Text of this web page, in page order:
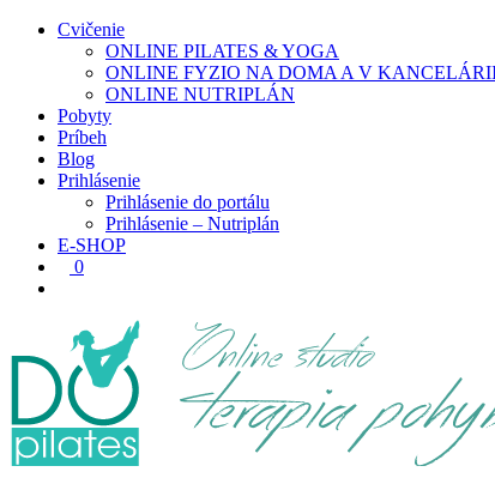
Cvičenie
ONLINE PILATES & YOGA
ONLINE FYZIO NA DOMA A V
ONLINE NUTRIPLÁN
Pobyty
Príbeh
Blog
Prihlásenie
Prihlásenie do portálu
Prihlásenie – Nutriplán
E-SHOP
0